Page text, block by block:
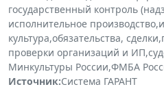
государственный контроль
исполнительное производство,
культура,обязательства, сделки,
проверки организаций и ИП,
Минкультуры России,ФМБА
Источник:Система ГАРАНТ